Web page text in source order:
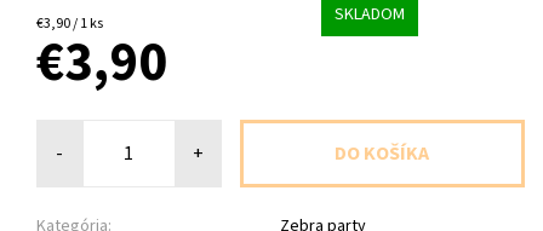
€3,90 / 1 ks SKLADOM
€3,90
- +